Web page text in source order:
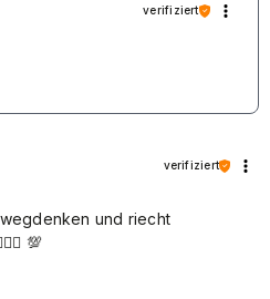
verifiziert
verifiziert
und riecht
💯